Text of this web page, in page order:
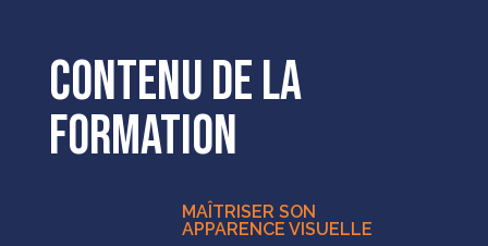
Contenu de la
formation
MAÎTRISER SON
APPARENCE VISUELLE